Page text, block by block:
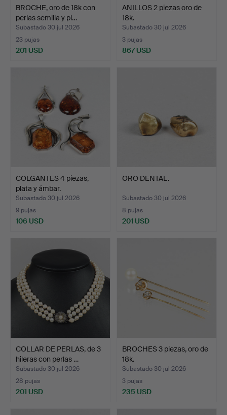
BROCHE, oro de 18k con
perlas semilla y pi…
Subastado 30 jul 2026
23 pujas
201 USD
ANILLOS 2 piezas oro de
18k.
Subastado 30 jul 2026
3 pujas
867 USD
COLGANTES 4 piezas,
plata y ámbar.
Subastado 30 jul 2026
9 pujas
106 USD
ORO DENTAL.
Subastado 30 jul 2026
8 pujas
201 USD
COLLAR DE PERLAS, de 3
hileras con perlas …
Subastado 30 jul 2026
28 pujas
201 USD
BROCHES 3 piezas, oro de
18k.
Subastado 30 jul 2026
3 pujas
235 USD